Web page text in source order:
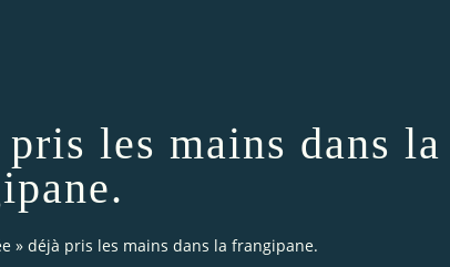
les mains dans la
» déjà pris les mains dans la frangipane.